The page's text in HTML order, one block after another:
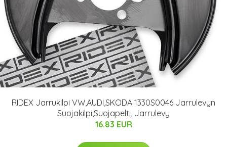
RIDEX Jarrukilpi VW,AUDI,SKODA 1330S0046 Jarrulevyn
Suojakilpi,Suojapelti, Jarrulevy
16.83 EUR